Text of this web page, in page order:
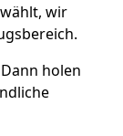
wir
Dann holen